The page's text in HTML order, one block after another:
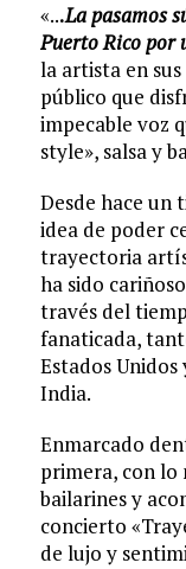
«...La pasamos
Puerto Rico por
la artista en
público que
impecable voz
style», salsa y
Desde hace un
idea de poder
trayectoria
ha sido
través del
fanaticada,
Estados
India.
Enmarcado
primera, con lo
bailarines y
concierto
de lujo y